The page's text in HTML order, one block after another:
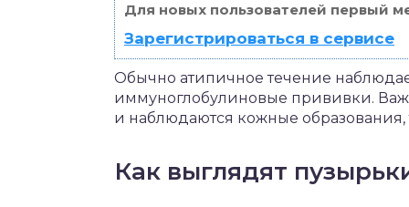
Для новых пользователей первый
Зарегистрироваться в сервисе
Обычно атипичное течение
иммуноглобулиновые прививки.
и наблюдаются кожные образования,
Как выглядят